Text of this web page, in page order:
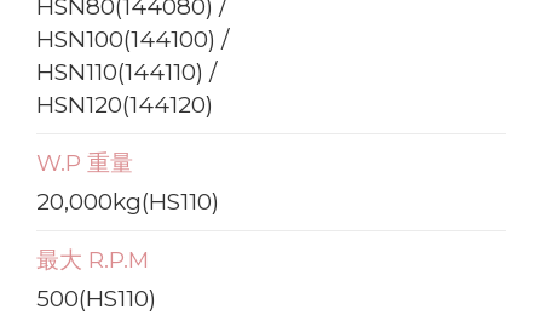
HSN80(144080) /
HSN100(144100) /
HSN110(144110) /
HSN120(144120)
W.P 重量
20,000kg(HS110)
最大 R.P.M
500(HS110)